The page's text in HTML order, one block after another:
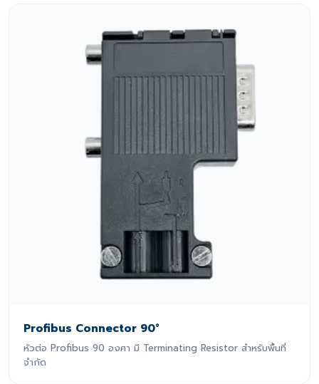
Profibus Connector 90°
หัวต่อ Profibus 90 องศา มี Terminating Resistor สำหรับพื้นที่
จำกัด